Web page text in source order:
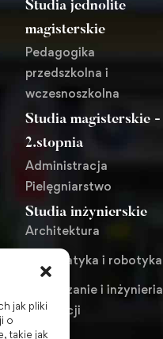
jak pliki
o
takie jak
Studia jednolite
magisterskie
Pedagogika
przedszkolna i
wczesnoszkolna
Studia magisterskie -
2.stopnia
Administracja
Pielęgniarstwo
Studia inżynierskie
Architektura
Automatyka i robotyka
Zarządzanie i inżynieria
produkcji